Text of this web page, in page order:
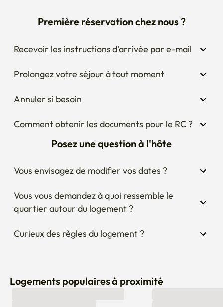
Première réservation chez nous ?
Recevoir les instructions d'arrivée par e-mail
Prolongez votre séjour à tout moment
Annuler si besoin
Comment obtenir les documents pour le RC ?
Posez une question à l'hôte
Vous envisagez de modifier vos dates ?
Vous vous demandez à quoi ressemble le
quartier autour du logement ?
Curieux des règles du logement ?
Logements populaires à proximité